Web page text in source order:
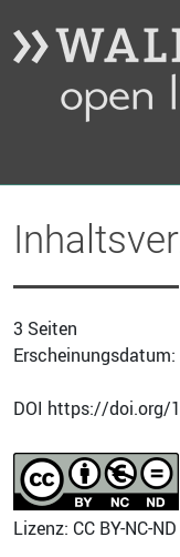
3 Seiten
DOI https://doi.org/
Lizenz: CC BY-NC-